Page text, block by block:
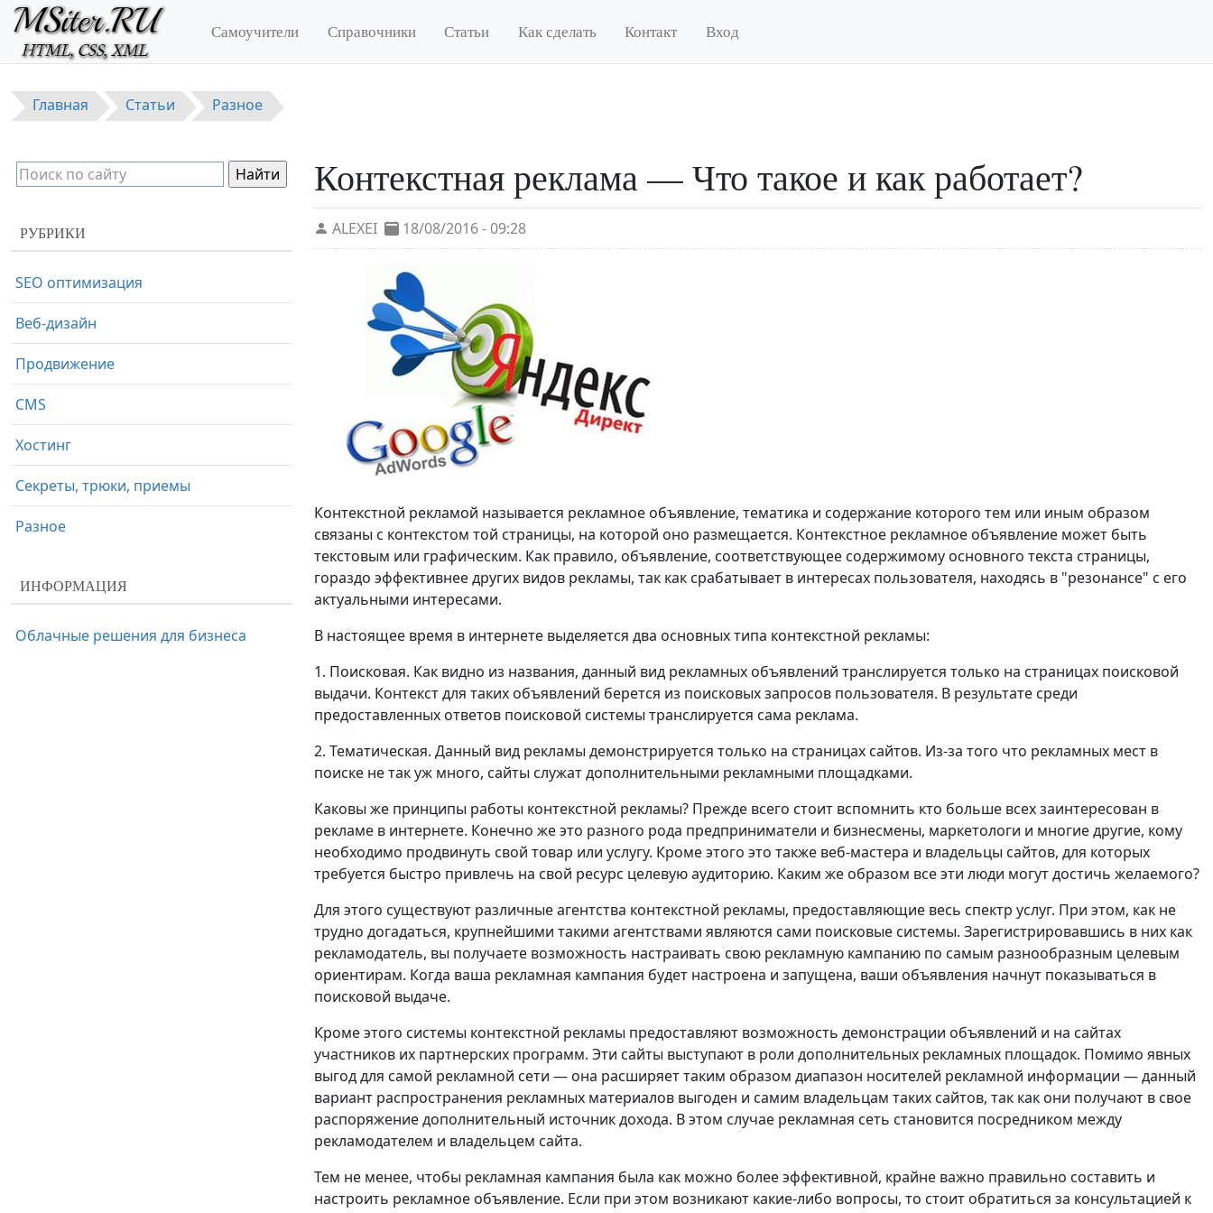
Перейти к основному содержанию
Самоучители Справочники Статьи Как сделать Контакт Вход
Главная Статьи Разное
Контекстная реклама — Что такое и как работает?
ALEXEI 18/08/2016 - 09:28
Контекстной рекламой называется рекламное объявление, тематика и содержание которого тем или иным образом
связаны с контекстом той страницы, на которой оно размещается. Контекстное рекламное объявление может быть
текстовым или графическим. Как правило, объявление, соответствующее содержимому основного текста страницы,
гораздо эффективнее других видов рекламы, так как срабатывает в интересах пользователя, находясь в "резонансе" с его
актуальными интересами.
В настоящее время в интернете выделяется два основных типа контекстной рекламы:
1. Поисковая. Как видно из названия, данный вид рекламных объявлений транслируется только на страницах поисковой
выдачи. Контекст для таких объявлений берется из поисковых запросов пользователя. В результате среди
предоставленных ответов поисковой системы транслируется сама реклама.
2. Тематическая. Данный вид рекламы демонстрируется только на страницах сайтов. Из-за того что рекламных мест в
поиске не так уж много, сайты служат дополнительными рекламными площадками.
Каковы же принципы работы контекстной рекламы? Прежде всего стоит вспомнить кто больше всех заинтересован в
рекламе в интернете. Конечно же это разного рода предприниматели и бизнесмены, маркетологи и многие другие, кому
необходимо продвинуть свой товар или услугу. Кроме этого это также веб-мастера и владельцы сайтов, для которых
требуется быстро привлечь на свой ресурс целевую аудиторию. Каким же образом все эти люди могут достичь желаемого?
Для этого существуют различные агентства контекстной рекламы, предоставляющие весь спектр услуг. При этом, как не
трудно догадаться, крупнейшими такими агентствами являются сами поисковые системы. Зарегистрировавшись в них как
рекламодатель, вы получаете возможность настраивать свою рекламную кампанию по самым разнообразным целевым
ориентирам. Когда ваша рекламная кампания будет настроена и запущена, ваши объявления начнут показываться в
поисковой выдаче.
Кроме этого системы контекстной рекламы предоставляют возможность демонстрации объявлений и на сайтах
участников их партнерских программ. Эти сайты выступают в роли дополнительных рекламных площадок. Помимо явных
выгод для самой рекламной сети — она расширяет таким образом диапазон носителей рекламной информации — данный
вариант распространения рекламных материалов выгоден и самим владельцам таких сайтов, так как они получают в свое
распоряжение дополнительный источник дохода. В этом случае рекламная сеть становится посредником между
рекламодателем и владельцем сайта.
Тем не менее, чтобы рекламная кампания была как можно более эффективной, крайне важно правильно составить и
настроить рекламное объявление. Если при этом возникают какие-либо вопросы, то стоит обратиться за консультацией к
РУБРИКИ
SEO оптимизация
Веб-дизайн
Продвижение
CMS
Хостинг
Секреты, трюки, приемы
Разное
ИНФОРМАЦИЯ
Облачные решения для бизнеса